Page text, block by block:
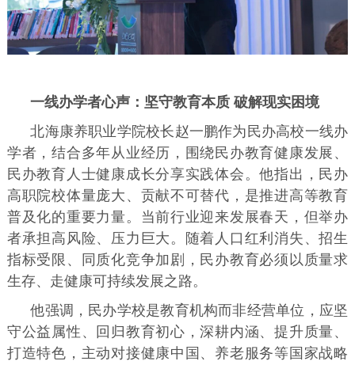
一线办学者心声：坚守教育本质 破解现实困境
北海康养职业学院校长赵一鹏作为民办高校一线办
学者，结合多年从业经历，围绕民办教育健康发展、
民办教育人士健康成长分享实践体会。他指出，民办
高职院校体量庞大、贡献不可替代，是推进高等教育
普及化的重要力量。当前行业迎来发展春天，但举办
者承担高风险、压力巨大。随着人口红利消失、招生
指标受限、同质化竞争加剧，民办教育必须以质量求
生存、走健康可持续发展之路。
他强调，民办学校是教育机构而非经营单位，应坚
守公益属性、回归教育初心，深耕内涵、提升质量、
打造特色，主动对接健康中国、养老服务等国家战略